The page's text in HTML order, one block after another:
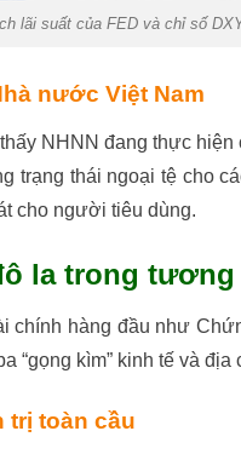
lãi suất của FED và chỉ số
nước Việt Nam
NHNN đang thực
trạng thái ngoại tệ
cho người tiêu dùng.
la trong tương
hàng đầu như
“gọng kìm” kinh tế và địa
trị toàn cầu